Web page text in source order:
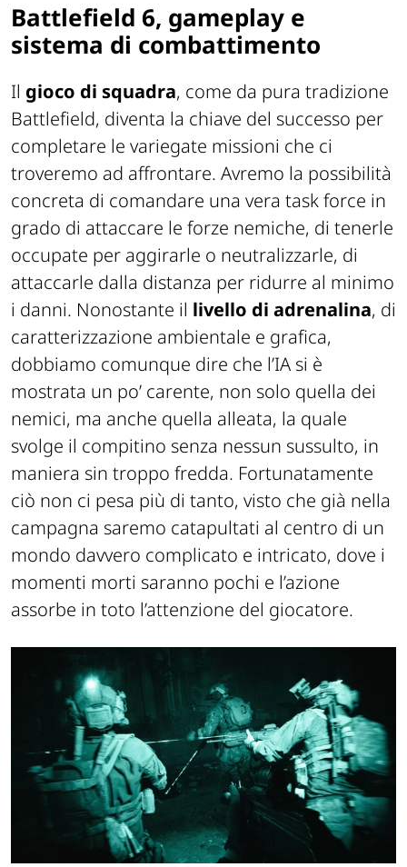
Battlefield 6, gameplay e
sistema di combattimento
Il gioco di squadra, come da pura tradizione
Battlefield, diventa la chiave del successo per
completare le variegate missioni che ci
troveremo ad affrontare. Avremo la possibilità
concreta di comandare una vera task force in
grado di attaccare le forze nemiche, di tenerle
occupate per aggirarle o neutralizzarle, di
attaccarle dalla distanza per ridurre al minimo
i danni. Nonostante il livello di adrenalina, di
caratterizzazione ambientale e grafica,
dobbiamo comunque dire che l’IA si è
mostrata un po’ carente, non solo quella dei
nemici, ma anche quella alleata, la quale
svolge il compitino senza nessun sussulto, in
maniera sin troppo fredda. Fortunatamente
ciò non ci pesa più di tanto, visto che già nella
campagna saremo catapultati al centro di un
mondo davvero complicato e intricato, dove i
momenti morti saranno pochi e l’azione
assorbe in toto l’attenzione del giocatore.